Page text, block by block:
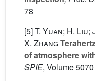
78
[5]T. Yuan; H. Liu;
X. Zhang
of atmosphere
SPIE, Volume 5070